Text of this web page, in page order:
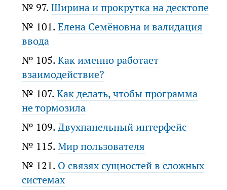
№ 97.Ширина и прокрутка на десктопе
№ 101.Елена Семёновна и валидация
ввода
№ 105.Как именно работает
взаимодействие?
№ 107.Как делать, чтобы программа
не тормозила
№ 109.Двухпанельный интерфейс
№ 115.Мир пользователя
№ 121. О связях сущностей в сложных
системах